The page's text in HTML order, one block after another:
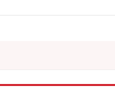
スピード感ある事業運営【募集背
に伴う採用です。さらなる事業
み】■当社が持つ豊富なデジタル
ます。【インターネット広告事業